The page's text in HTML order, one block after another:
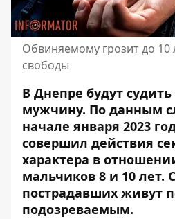
Обвиняемому грозит до 10
свободы
В Днепре будут судить
мужчину. По данным
начале января 2023
совершил действия
характера в
мальчиков 8 и 10 лет.
пострадавших живут
подозреваемым.